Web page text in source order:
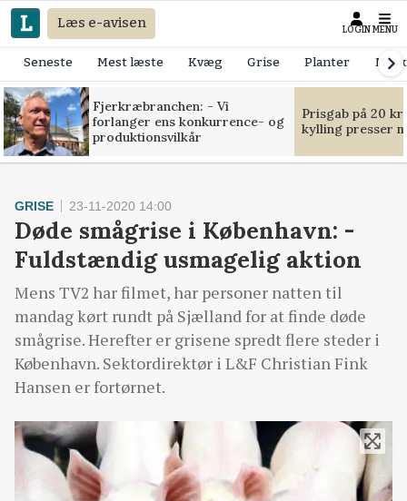
Læs e-avisen LOGIN MENU
Seneste Mest læste Kvæg Grise Planter
Fjerkræbranchen: - Vi
forlanger ens konkurrence- og
produktionsvilkår
Prisgab på 20
kylling presser
GRISE 23-11-2020 14:00
Døde smågrise i København: -
Fuldstændig usmagelig aktion
Mens TV2 har filmet, har personer natten til
mandag kørt rundt på Sjælland for at finde døde
smågrise. Herefter er grisene spredt flere steder i
København. Sektordirektør i L&F Christian Fink
Hansen er fortørnet.